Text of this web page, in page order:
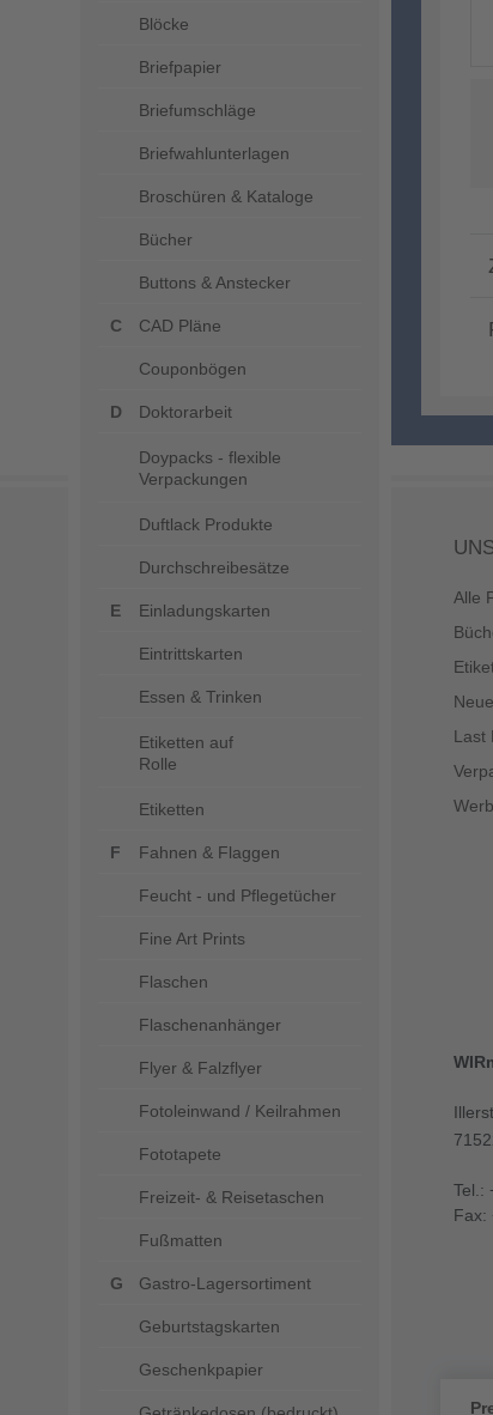
Blöcke
Briefpapier
Briefumschläge
Briefwahlunterlagen
Broschüren & Kataloge
Bücher
Buttons & Anstecker
CAD Pläne
Couponbögen
Doktorarbeit
Doypacks - flexible
Verpackungen
Duftlack Produkte
Durchschreibesätze
Einladungskarten
Eintrittskarten
Essen & Trinken
Etiketten auf
Rolle
Etiketten
Fahnen & Flaggen
Feucht - und Pflegetücher
Fine Art Prints
Flaschen
Flaschenanhänger
Flyer & Falzflyer
Fotoleinwand / Keilrahmen
Fototapete
Freizeit- & Reisetaschen
Fußmatten
Gastro-Lagersortiment
Geburtstagskarten
Geschenkpapier
Alle
Last
Tel.:
Fax: